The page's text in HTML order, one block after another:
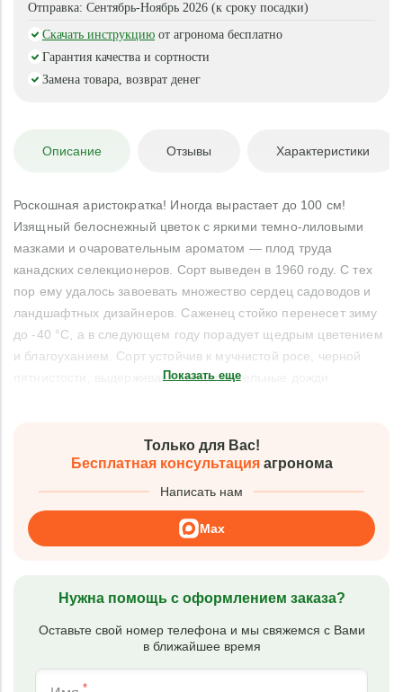
Отправка: Сентябрь-Ноябрь 2026 (к сроку посадки)
Скачать инструкцию от агронома бесплатно
Гарантия качества и сортности
Замена товара, возврат денег
Описание Отзывы Характеристики
Роскошная аристократка! Иногда вырастает до 100 см!
Изящный белоснежный цветок с яркими темно-лиловыми
мазками и очаровательным ароматом — плод труда
канадских селекционеров. Сорт выведен в 1960 году. С тех
пор ему удалось завоевать множество сердец садоводов и
ландшафтных дизайнеров. Саженец стойко перенесет зиму
до -40 °C, а в следующем году порадует щедрым цветением
и благоуханием. Сорт устойчив к мучнистой росе, черной
пятнистости, выдерживает продолжительные дожди.
Показать еще
Только для Вас!
Бесплатная консультацияагронома
Написать нам
Max
Нужна помощь с оформлением заказа?
Оставьте свой номер телефона и мы свяжемся с Вами
в ближайшее время
*